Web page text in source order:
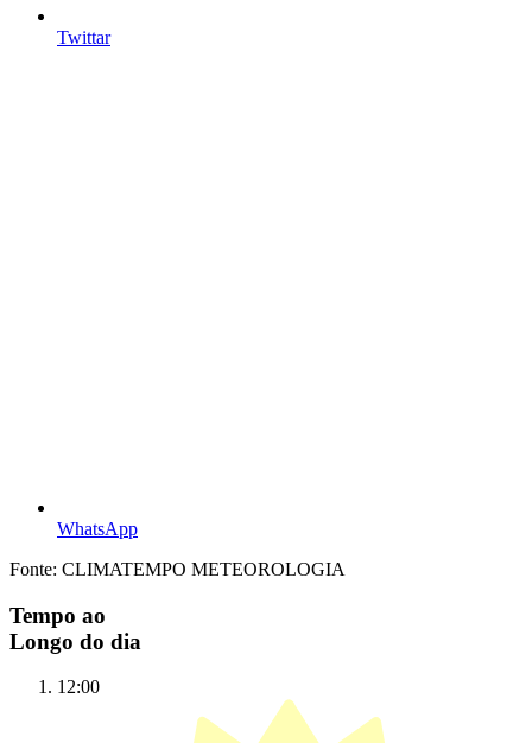
Twittar
WhatsApp
Fonte: CLIMATEMPO METEOROLOGIA
Tempo ao
Longo do dia
12:00